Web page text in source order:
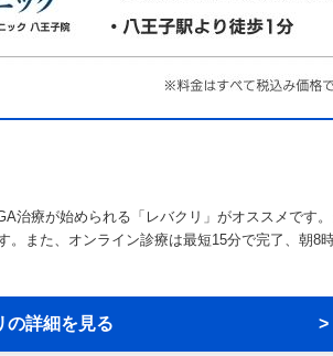
療が始められる「レバクリ」がオススメです
。また、オンライン診療は最短15分で完了、朝8
の詳細を見る >